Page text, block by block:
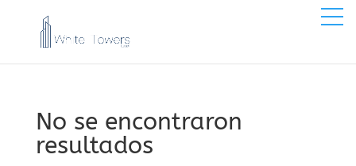
No se encontraron
resultados